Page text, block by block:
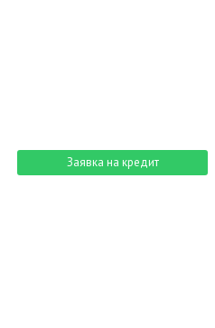
Заявка на кредит